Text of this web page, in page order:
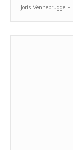
Joris Vennebrugge -